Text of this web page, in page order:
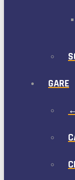
GARE